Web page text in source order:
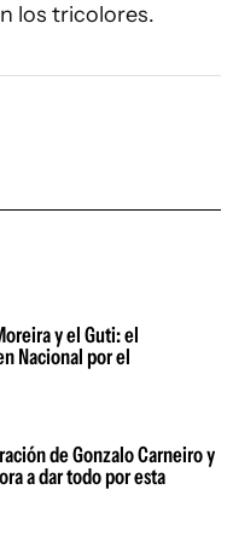
los tricolores.
y el Guti: el
Nacional por el
de Gonzalo Carneiro y
a dar todo por esta